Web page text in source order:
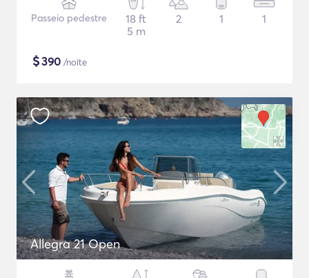
Passeio pedestre
18 ft
5 m
2 1 1
$390 /noite
Allegra 21 Open